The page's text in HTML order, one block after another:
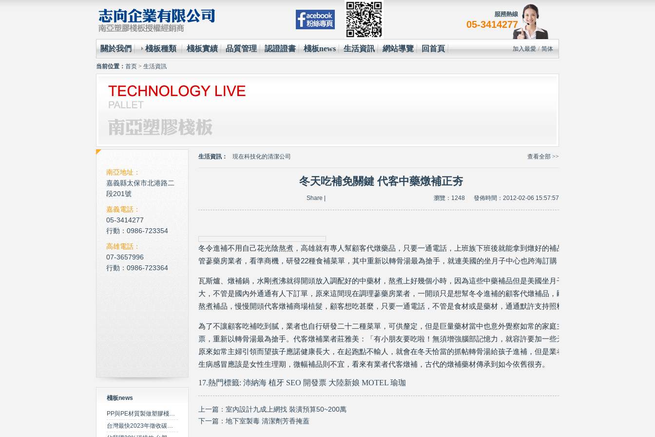
05-3414277
加入最愛/简体
關於我們 棧板種類 棧板實績 品質管理 認證證書 棧板news 生活資訊 網站導覽 回首頁
当前位置： 首页 > 生活資訊
南亞地址：
嘉義縣太保市北港路二
段201號
嘉義電話：
05-3414277
行動：0986-723354
高雄電話：
07-3657996
行動：0986-723364
棧板news
PP與PE材質製做塑膠棧板之特性比較
台灣最快2023年徵收碳費 擬定期調升費率
查看全部 >>
生活資訊： 現在科技化的清潔公司
心肌梗塞拍打手肘傳言是假的
環保材質的使用已經成為全世界各大國際企業的顯學
雲南臘肉的醃製介紹
心肌梗塞拍打手肘傳言是假的
冬天吃補免關鍵 代客中藥燉補正夯
瀏覽：1248 發佈時間：2012-02-06 15:57:57
Share
冬令進補不用自己花光陰熬煮，高雄就有專人幫顧客代燉藥品，只要一通電話，上班族下班後就能拿到燉好的補品，而捧場代燉的其實是一家
管蔘藥房業者，看準商機，研發22種食補菜單，其中重新以轉骨湯最為搶手，就連美國的坐月子中心也跨海訂購，巡行真空宅配送到海外。
瓦斯爐、燉補鍋，水剛煮沸就得開頭放入調配好的中藥材，熬煮上好幾個小時，因為這些中藥補品但是美國坐月子中心業者首先決斷。功勞做
大，不管是國內外通通有人下訂單，原來這間現在調理蔘藥房業者，一開頭只是想幫冬令進補的顧客代燉補品，嗣後覺察現太忙，沒實施花流
熬煮補品，慢慢開頭代客燉補商場植髮 ，顧客想吃甚麼，只要一通電話，不管是食材或是藥材，通通默許支持照料。
為了不讓顧客吃補吃到膩，業者也自行研發二十二種菜單，可供釐定，但是巨量藥材當中也意外覺察如常的家庭主婦最酷愛熬煮的食補
票 ，重新以轉骨湯最為搶手。代客燉補業者莊雅美：「有小朋友要吃啦！無須增強腦部記憶力，就容許要加一些天麻
原來如常主婦引領而望孩子應諾健康長大，在起跑點不輸人，就會在冬天恰當的抓帖轉骨湯給孩子進補，但是業者展示，吃補依舊有禁忌，即
生病感冒應該是女性生理期，微幅補品則不宜，看來有業者代客燉補，古代的燉補藥材傳承到如今依舊很夯。
17.熱門標籤: 沛納海 植牙 SEO 開發票 大陸新娘 MOTEL 瑜珈
上一篇： 室內設計九成上網找 裝潢預算50~200萬
下一篇： 地下室製毒 清潔劑芳香掩蓋